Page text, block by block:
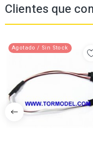
Clientes que
Agotado / Sin Stock